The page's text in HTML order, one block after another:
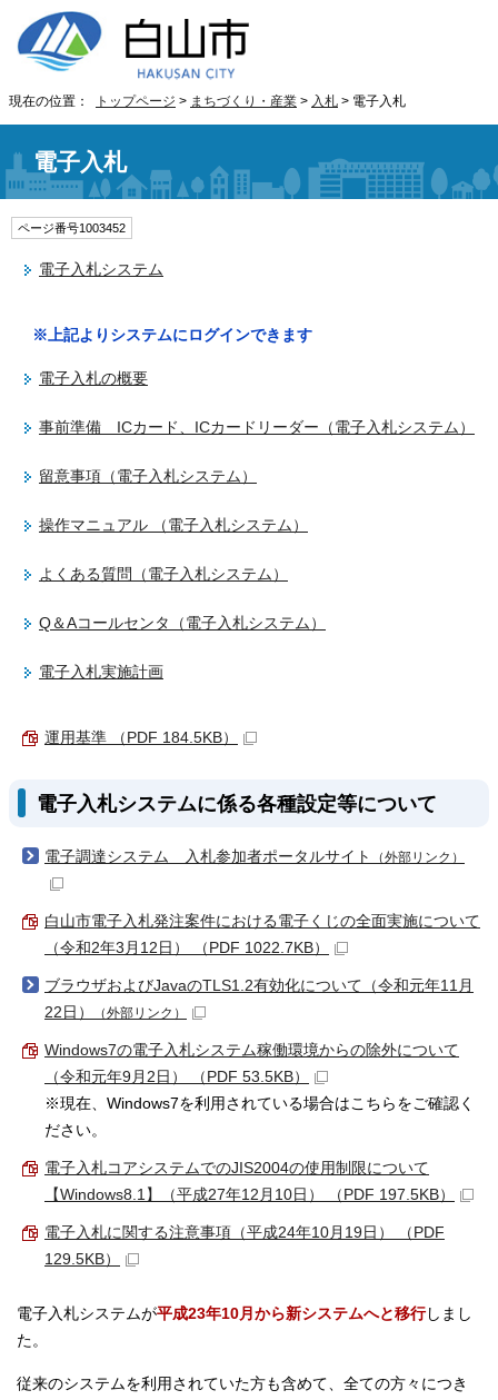
現在の位置： トップページ > まちづくり・産業 > 入札 > 電子入札
電子入札
ページ番号1003452
電子入札システム
※上記よりシステムにログインできます
電子入札の概要
事前準備 ICカード、ICカードリーダー（電子入札システム）
留意事項（電子入札システム）
操作マニュアル （電子入札システム）
よくある質問（電子入札システム）
Q＆Aコールセンタ（電子入札システム）
電子入札実施計画
運用基準 （PDF 184.5KB）
電子入札システムに係る各種設定等について
電子調達システム 入札参加者ポータルサイト （外部リンク）
白山市電子入札発注案件における電子くじの全面実施について
（令和2年3月12日） （PDF 1022.7KB）
ブラウザおよびJavaのTLS1.2有効化について（令和元年11月
22日）
（外部リンク）
Windows7の電子入札システム稼働環境からの除外について
（令和元年9月2日） （PDF 53.5KB）
※現在、Windows7を利用されている場合はこちらをご確認く
ださい。
電子入札コアシステムでのJIS2004の使用制限について
【Windows8.1】（平成27年12月10日） （PDF 197.5KB）
電子入札に関する注意事項（平成24年10月19日） （PDF
129.5KB）
電子入札システムが平成23年10月から新システムへと移行しまし
た。
従来のシステムを利用されていた方も含めて、全ての方々につき